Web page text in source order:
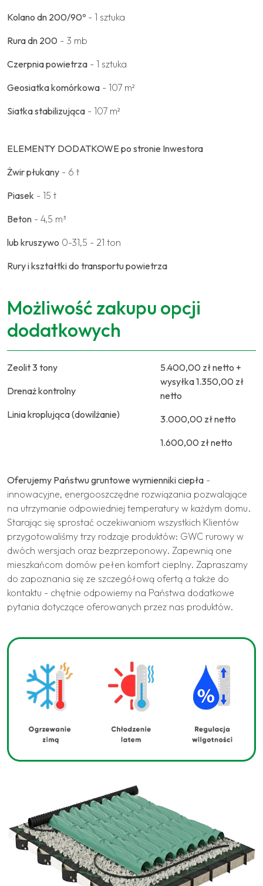
Kolano dn 200/90º - 1 sztuka
Rura dn 200 - 3 mb
Czerpnia powietrza - 1 sztuka
Geosiatka komórkowa - 107 m²
Siatka stabilizująca - 107 m²
ELEMENTY DODATKOWE po stronie Inwestora
Żwir płukany - 6 t
Piasek - 15 t
Beton - 4,5 m³
lub kruszywo 0-31,5 - 21 ton
Rury i kształtki do transportu powietrza
Możliwość zakupu opcji
dodatkowych
Zeolit 3 tony
Drenaż kontrolny
Linia kroplująca (dowilżanie)
5.400,00 zł netto +
wysyłka 1.350,00 zł
netto
3.000,00 zł netto
1.600,00 zł netto
Oferujemy Państwu gruntowe wymienniki ciepła -
innowacyjne, energooszczędne rozwiązania pozwalające
na utrzymanie odpowiedniej temperatury w każdym domu.
Starając się sprostać oczekiwaniom wszystkich Klientów
przygotowaliśmy trzy rodzaje produktów: GWC rurowy w
dwóch wersjach oraz bezprzeponowy. Zapewnią one
mieszkańcom domów pełen komfort cieplny. Zapraszamy
do zapoznania się ze szczegółową ofertą a także do
kontaktu - chętnie odpowiemy na Państwa dodatkowe
pytania dotyczące oferowanych przez nas produktów.